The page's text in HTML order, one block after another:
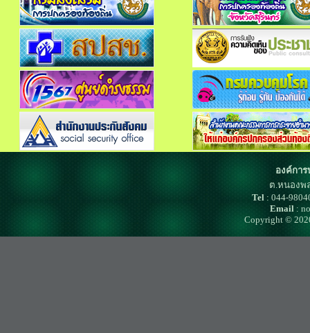
องค์กา
ต.หนองพ
Tel: 044-
Email :
Copyright ©